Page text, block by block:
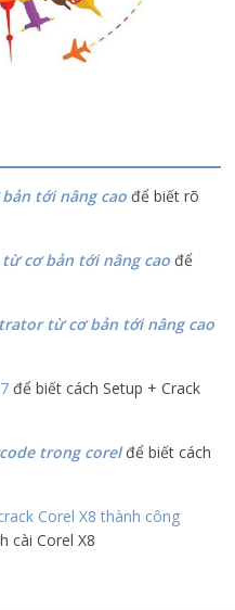
tới nâng cao để biết rõ
cơ bản tới nâng cao để
từ cơ bản tới nâng cao
để biết cách Setup + Crack
trong corelđể biết cách
Corel X8 thành công
cài Corel X8